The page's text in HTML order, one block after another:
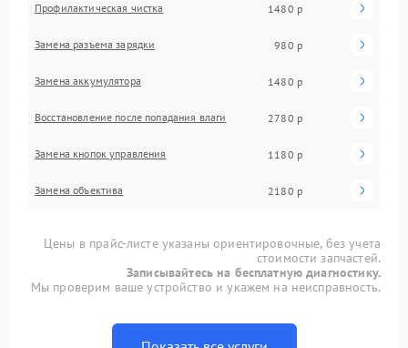
Профилактическая чистка 1480 р
Замена разъема зарядки 980 р
Замена аккумулятора 1480 р
Восстановление после попадания влаги 2780 р
Замена кнопок управления 1180 р
Замена объектива 2180 р
Цены в прайс-листе указаны ориентировочные, без учета
стоимости запчастей.
Записывайтесь на бесплатную диагностику.
Мы проверим ваше устройство и укажем на неисправность.